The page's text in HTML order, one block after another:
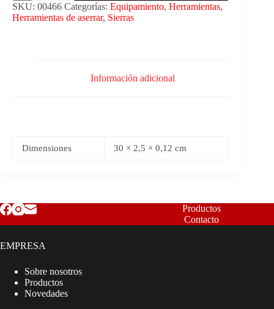
SKU: 00466 Categorías: Equipamiento, Herramientas,
Herramientas de aserrar, Sierras
Información adicional
Dimensiones 30 × 2,5 × 0,12 cm
Productos
Contacto
EMPRESA
Sobre nosotros
Productos
Novedades